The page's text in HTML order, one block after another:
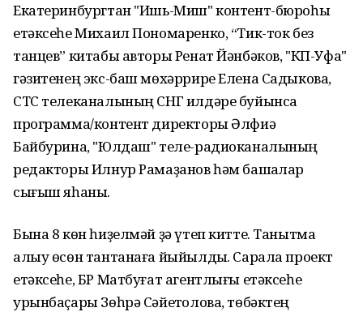
Екатеринбургтан "Ишь-Миш" контент-бюроһы
етәксеһе Михаил Пономаренко, “Тик-ток без
танцев” китабы авторы Ренат Йәнбәков, "КП-Уфа"
гәзитенең экс-баш мөхәррире Елена Садыкова,
СТС телеканалының СНГ илдәре буйынса
программа/контент директоры Әлфиә
Байбурина, "Юлдаш" теле-радиоканалының
редакторы Илнур Рамаҙанов һәм башҡалар
сығыш яһаны.
Бына 8 көн һиҙелмәй ҙә үтеп китте. Танытма
алыу өсөн тантанаға йыйылдыҡ. Сарала проект
етәксеһе, БР Матбуғат агентлығы етәксеһе
урынбаҫары Зөһрә Сәйетҡолова, төбәктең